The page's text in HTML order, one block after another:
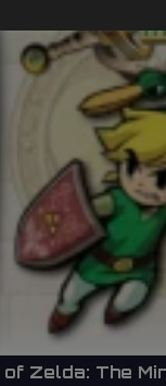
Zelda: The